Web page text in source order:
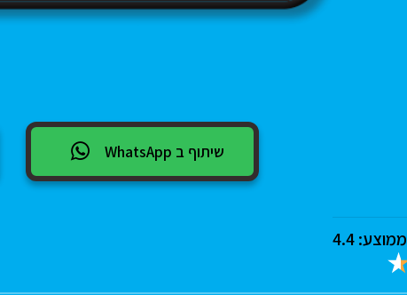
שיתוף ב WhatsApp
ממוצע:4.4